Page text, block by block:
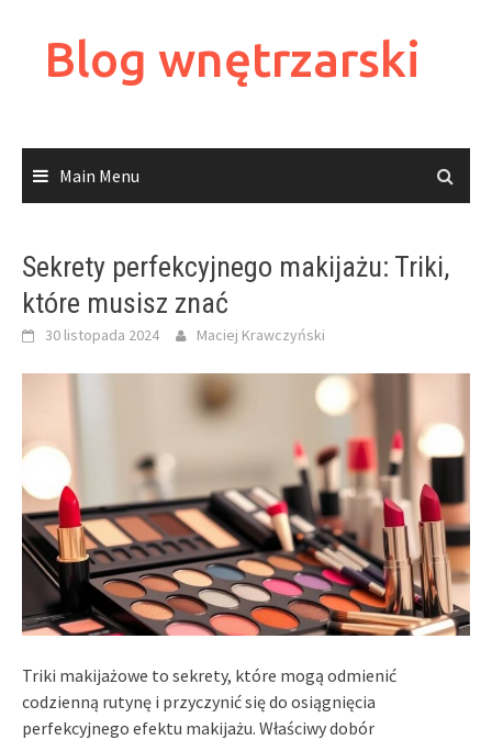
contentBlog wnętrzarski
Main Menu
Sekrety perfekcyjnego makijażu: Triki,
które musisz znać
30 listopada 2024 Maciej Krawczyński
Triki makijażowe to sekrety, które mogą odmienić
codzienną rutynę i przyczynić się do osiągnięcia
perfekcyjnego efektu makijażu. Właściwy dobór